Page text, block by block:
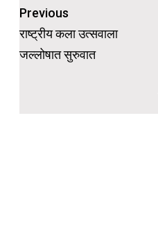
Post
navigation
Previous
राष्ट्रीय कला उत्सवाला
जल्लोषात सुरुवात